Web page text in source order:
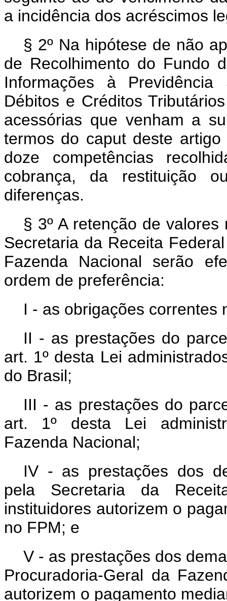
a incidência dos acréscimos
§ 2º Na hipótese de não
de Recolhimento do Fundo
Informações à
Débitos e Créditos
acessórias que venham a
termos do caput deste
doze competências
cobrança, da restituição
diferenças.
§ 3º A retenção de
Secretaria da Receita
Fazenda Nacional serão
ordem de preferência:
I - as obrigações correntes
II - as prestações do
art. 1º desta Lei
do Brasil;
III - as prestações do
art. 1º desta Lei
Fazenda Nacional;
IV - as prestações dos
pela Secretaria da
instituidores autorizem o
no FPM; e
V - as prestações dos
Procuradoria-Geral da
autorizem o pagamento